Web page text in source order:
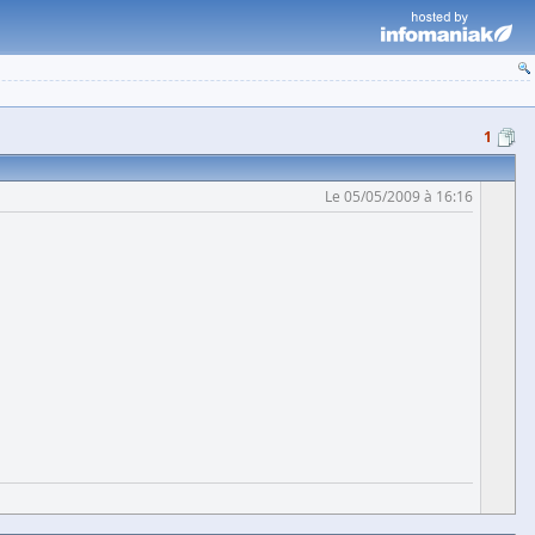
1
Le 05/05/2009 à 16:16